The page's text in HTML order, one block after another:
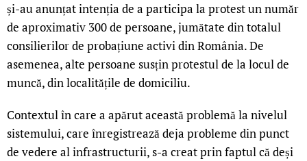
și-au anunțat intenția de a participa la protest un număr
de aproximativ 300 de persoane, jumătate din totalul
consilierilor de probațiune activi din România. De
asemenea, alte persoane susțin protestul de la locul de
muncă, din localitățile de domiciliu.
Contextul în care a apărut această problemă la nivelul
sistemului, care înregistrează deja probleme din punct
de vedere al infrastructurii, s-a creat prin faptul că deși